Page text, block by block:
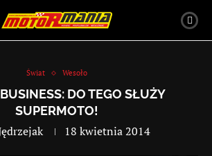
Świat Wesoło
DO TEGO SŁUŻY
SUPERMOTO!
18 kwietnia 2014